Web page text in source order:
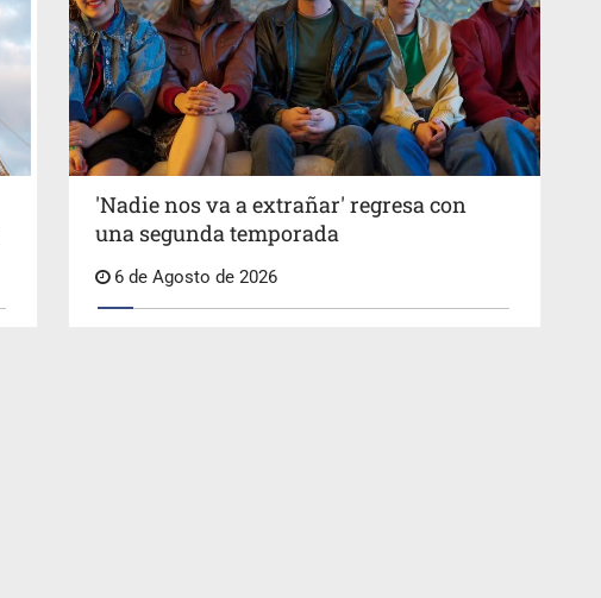
'Nadie nos va a extrañar' regresa con
una segunda temporada
6 de Agosto de 2026